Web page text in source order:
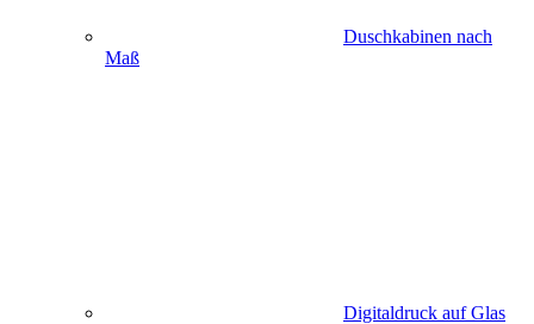
Duschkabinen nach
Maß
Digitaldruck auf Glas